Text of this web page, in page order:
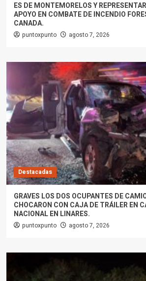
ES DE MONTEMORELOS Y
APOYO EN COMBATE DE INCENDIO
CANADA.
puntoxpunto agosto 7, 2026
Destacadas
GRAVES LOS DOS OCUPANTES DE
CHOCARON CON CAJA DE TRÁILER EN
NACIONAL EN LINARES.
puntoxpunto agosto 7, 2026